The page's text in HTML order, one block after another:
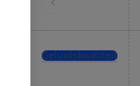
Geluidskwaliteit